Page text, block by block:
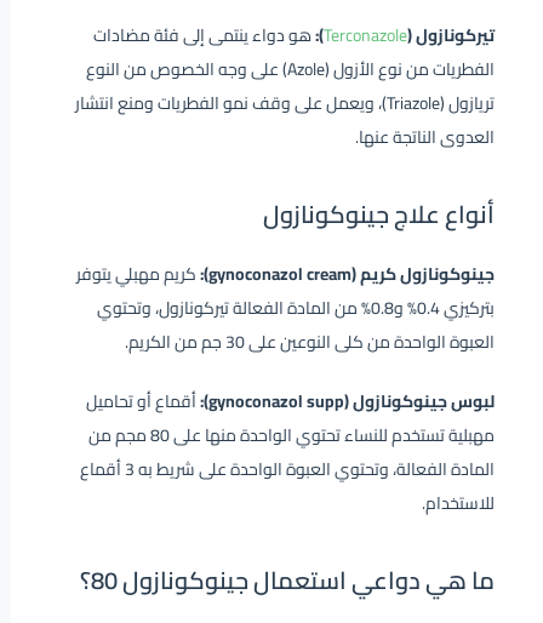
تيركونازول (Terconazole
):هو دواء ينتمى إلى فئة مضادات
الفطريات من نوع الأزول (Azole) على وجه الخصوص من النوع
تريازول (Triazole)، ويعمل على وقف نمو الفطريات ومنع انتشار
العدوى الناتجة عنها.
أنواع علاج جينوكونازول
جينوكونازول كريم (gynoconazol cream):
كريم مهبلي يتوفر
بتركيزي 0.4% و0.8% من المادة الفعالة تيركونازول، وتحتوي
العبوة الواحدة من كلى النوعين على 30 جم من الكريم.
لبوس جينوكونازول (gynoconazol supp):
أقماع أو تحاميل
مهبلية تستخدم للنساء تحتوي الواحدة منها على 80 مجم من
المادة الفعالة، وتحتوي العبوة الواحدة على شريط به 3 أقماع
للاستخدام.
ما هي دواعي استعمال جينوكونازول 80؟